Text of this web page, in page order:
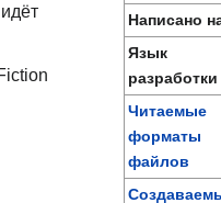
Написано
Язык
разработки
Читаемые
форматы
файлов